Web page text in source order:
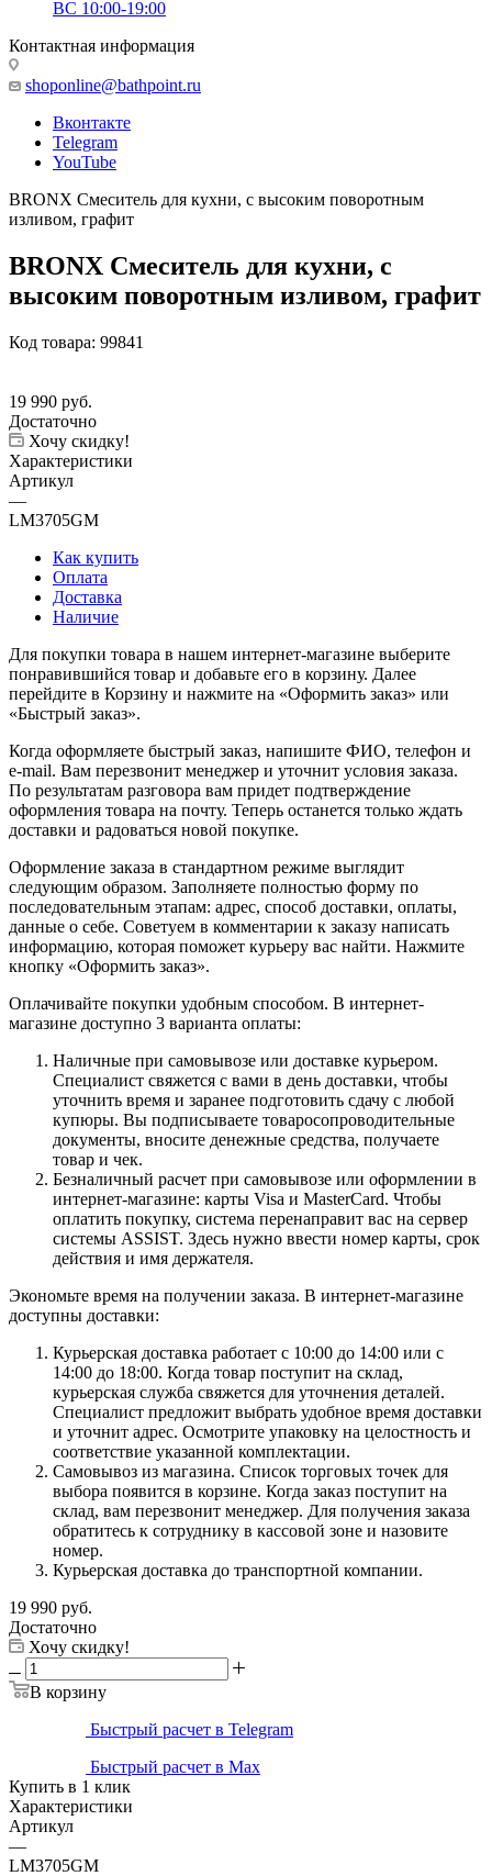
ВС 10:00-19:00
Контактная информация
shoponline@bathpoint.ru
Вконтакте
Telegram
YouTube
BRONX Смеситель для кухни, с высоким поворотным
изливом, графит
BRONX Смеситель для кухни, с
высоким поворотным изливом, графит
Код товара: 99841
19 990 руб.
Достаточно
Хочу скидку!
Характеристики
Артикул
—
LM3705GM
Как купить
Оплата
Доставка
Наличие
Для покупки товара в нашем интернет-магазине выберите
понравившийся товар и добавьте его в корзину. Далее
перейдите в Корзину и нажмите на «Оформить заказ» или
«Быстрый заказ».
Когда оформляете быстрый заказ, напишите ФИО, телефон и
e-mail. Вам перезвонит менеджер и уточнит условия заказа.
По результатам разговора вам придет подтверждение
оформления товара на почту. Теперь останется только ждать
доставки и радоваться новой покупке.
Оформление заказа в стандартном режиме выглядит
следующим образом. Заполняете полностью форму по
последовательным этапам: адрес, способ доставки, оплаты,
данные о себе. Советуем в комментарии к заказу написать
информацию, которая поможет курьеру вас найти. Нажмите
кнопку «Оформить заказ».
Оплачивайте покупки удобным способом. В интернет-
магазине доступно 3 варианта оплаты:
Наличные при самовывозе или доставке курьером.
Специалист свяжется с вами в день доставки, чтобы
уточнить время и заранее подготовить сдачу с любой
купюры. Вы подписываете товаросопроводительные
документы, вносите денежные средства, получаете
товар и чек.
Безналичный расчет при самовывозе или оформлении в
интернет-магазине: карты Visa и MasterCard. Чтобы
оплатить покупку, система перенаправит вас на сервер
системы ASSIST. Здесь нужно ввести номер карты, срок
действия и имя держателя.
Экономьте время на получении заказа. В интернет-магазине
доступны доставки:
Курьерская доставка работает с 10:00 до 14:00 или с
14:00 до 18:00. Когда товар поступит на склад,
курьерская служба свяжется для уточнения деталей.
Специалист предложит выбрать удобное время доставки
и уточнит адрес. Осмотрите упаковку на целостность и
соответствие указанной комплектации.
Самовывоз из магазина. Список торговых точек для
выбора появится в корзине. Когда заказ поступит на
склад, вам перезвонит менеджер. Для получения заказа
обратитесь к сотруднику в кассовой зоне и назовите
номер.
Курьерская доставка до транспортной компании.
19 990 руб.
Достаточно
Хочу скидку!
В корзину
Быстрый расчет в Telegram
Быстрый расчет в Max
Купить в 1 клик
Характеристики
Артикул
—
LM3705GM